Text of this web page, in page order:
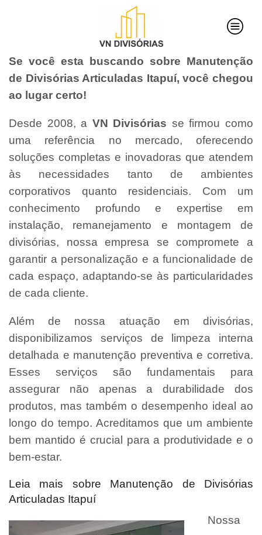
Se você esta buscando sobre Manutenção
de Divisórias Articuladas Itapuí, você chegou
ao lugar certo!
Desde 2008, a VN Divisórias se firmou como
uma referência no mercado, oferecendo
soluções completas e inovadoras que atendem
às necessidades tanto de ambientes
corporativos quanto residenciais. Com um
conhecimento profundo e expertise em
instalação, remanejamento e montagem de
divisórias, nossa empresa se compromete a
garantir a personalização e a funcionalidade de
cada espaço, adaptando-se às particularidades
de cada cliente.
Além de nossa atuação em divisórias,
disponibilizamos serviços de limpeza interna
detalhada e manutenção preventiva e corretiva.
Esses serviços são fundamentais para
assegurar não apenas a durabilidade dos
produtos, mas também o desempenho ideal ao
longo do tempo. Acreditamos que um ambiente
bem mantido é crucial para a produtividade e o
bem-estar.
Leia mais sobre Manutenção de Divisórias
Articuladas Itapuí
Nossa